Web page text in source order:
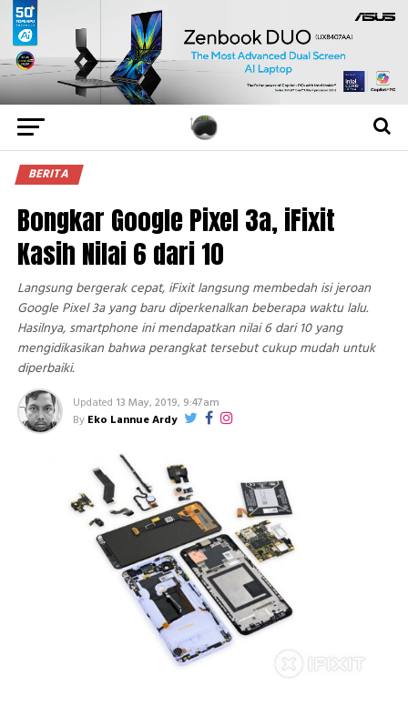
BERITA
Bongkar Google Pixel 3a, iFixit
Kasih Nilai 6 dari 10
Langsung bergerak cepat, iFixit langsung membedah isi jeroan
Google Pixel 3a yang baru diperkenalkan beberapa waktu lalu.
Hasilnya, smartphone ini mendapatkan nilai 6 dari 10 yang
mengidikasikan bahwa perangkat tersebut cukup mudah untuk
diperbaiki.
Updated 13 May, 2019, 9:47am
By Eko Lannue Ardy